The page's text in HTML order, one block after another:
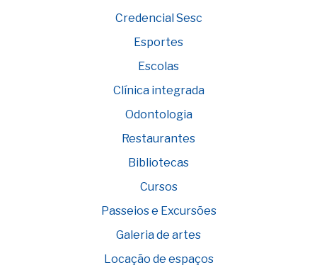
Credencial Sesc
Esportes
Escolas
Clínica integrada
Odontologia
Restaurantes
Bibliotecas
Cursos
Passeios e Excursões
Galeria de artes
Locação de espaços